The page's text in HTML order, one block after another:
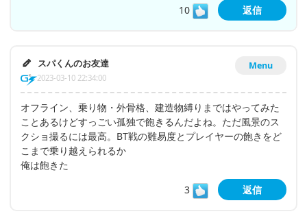
10
返信
Menu
スパくんのお友達
2023-03-10 22:34:00
オフライン、乗り物・外骨格、建造物縛りまではやってみた
ことあるけどすっごい孤独で飽きるんだよね。ただ風景のス
クショ撮るには最高。BT戦の難易度とプレイヤーの飽きをど
こまで乗り越えられるか
俺は飽きた
3
返信